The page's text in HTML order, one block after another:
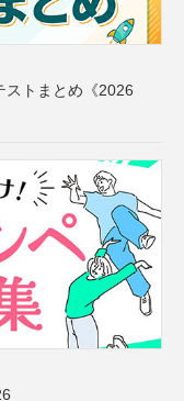
ストまとめ《2026